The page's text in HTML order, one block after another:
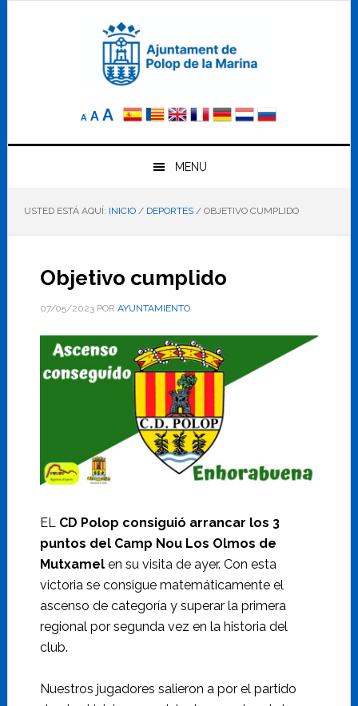
A
Reducir
elA Tamaño
AAumentar
el
tamaño
letra
MENU
USTED ESTÁ AQUÍ: INICIO / DEPORTES /OBJETIVO CUMPLIDO
Objetivo cumplido
07/05/2023POR AYUNTAMIENTO
ELCD Polop consiguió arrancar los 3
puntos del Camp Nou Los Olmos de
Mutxamelen su visita de ayer. Con esta
victoria se consigue matemáticamente el
ascenso de categoría y superar la primera
regional por segunda vez en la historia del
club.
Nuestros jugadores salieron a por el partido